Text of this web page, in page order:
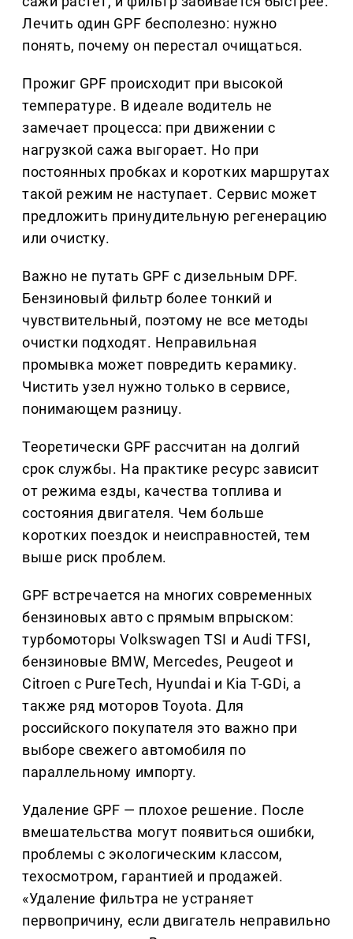
Лечить один GPF бесполезно: нужно
понять, почему он перестал очищаться.
Прожиг GPF происходит при высокой
температуре. В идеале водитель не
замечает процесса: при движении с
нагрузкой сажа выгорает. Но при
постоянных пробках и коротких маршрутах
такой режим не наступает. Сервис может
предложить принудительную регенерацию
или очистку.
Важно не путать GPF с дизельным DPF.
Бензиновый фильтр более тонкий и
чувствительный, поэтому не все методы
очистки подходят. Неправильная
промывка может повредить керамику.
Чистить узел нужно только в сервисе,
понимающем разницу.
Теоретически GPF рассчитан на долгий
срок службы. На практике ресурс зависит
от режима езды, качества топлива и
состояния двигателя. Чем больше
коротких поездок и неисправностей, тем
выше риск проблем.
GPF встречается на многих современных
бензиновых авто с прямым впрыском:
турбомоторы Volkswagen TSI и Audi TFSI,
бензиновые BMW, Mercedes, Peugeot и
Citroen с PureTech, Hyundai и Kia T-GDi, а
также ряд моторов Toyota. Для
российского покупателя это важно при
выборе свежего автомобиля по
параллельному импорту.
Удаление GPF — плохое решение. После
вмешательства могут появиться ошибки,
проблемы с экологическим классом,
техосмотром, гарантией и продажей.
«Удаление фильтра не устраняет
первопричину, если двигатель неправильно